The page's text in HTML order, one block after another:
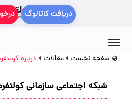
دریافت کاتالوگ
صفحه نخست مقالات درباره
شبکه اجتماعی سازمانی